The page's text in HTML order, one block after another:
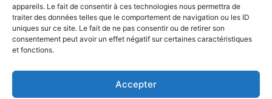
appareils. Le fait de consentir à ces technologies nous permettra de
traiter des données telles que le comportement de navigation ou les ID
uniques sur ce site. Le fait de ne pas consentir ou de retirer son
consentement peut avoir un effet négatif sur certaines caractéristiques
et fonctions.
Accepter
2217 Chemin Gascon, Terrebonne
16800 rue Charles, Mirabel
Lundi : Fermé